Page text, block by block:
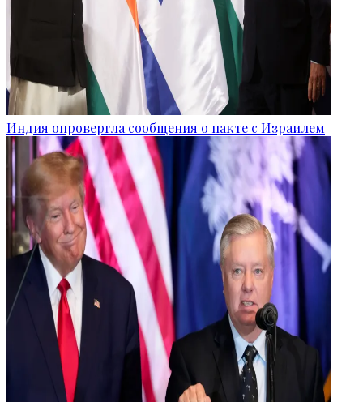
Индия опровергла сообщения о пакте с Израилем